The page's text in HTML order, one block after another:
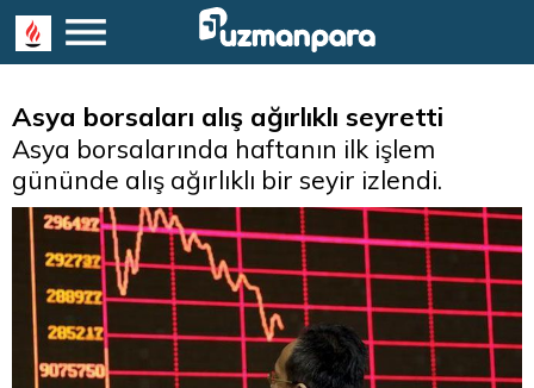
Asya borsaları alış ağırlıklı seyretti
Asya borsalarında haftanın ilk işlem
gününde alış ağırlıklı bir seyir izlendi.